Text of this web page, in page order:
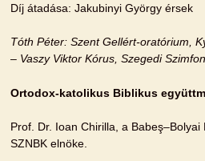
Díj átadása: Jakubinyi György érsek
Tóth Péter: Szent Gellért-oratórium,
– Vaszy Viktor Kórus, Szegedi
Ortodox-katolikus Biblikus
Prof. Dr. Ioan Chirilla, a
SZNBK elnöke.